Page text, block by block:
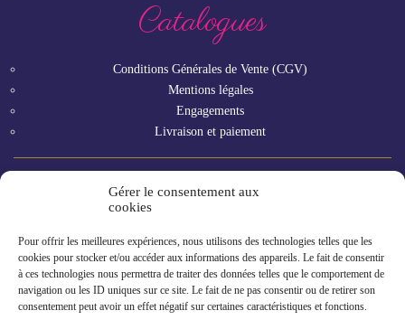
Gérer le consentement aux
cookies
Pour offrir les meilleures expériences, nous utilisons des technologies telles que les
cookies pour stocker et/ou accéder aux informations des appareils. Le fait de consentir
à ces technologies nous permettra de traiter des données telles que le comportement de
navigation ou les ID uniques sur ce site. Le fait de ne pas consentir ou de retirer son
consentement peut avoir un effet négatif sur certaines caractéristiques et fonctions.
Catalogues
Conditions Générales de Vente (CGV)
Mentions légales
Engagements
Livraison et paiement
Vous êtes un professionnel ?
GAMME RHF